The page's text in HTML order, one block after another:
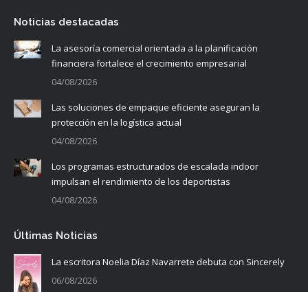
Noticias destacadas
La asesoría comercial orientada a la planificación
financiera fortalece el crecimiento empresarial
04/08/2026
Las soluciones de empaque eficiente aseguran la
protección en la logística actual
04/08/2026
Los programas estructurados de escalada indoor
impulsan el rendimiento de los deportistas
04/08/2026
Últimas Noticias
La escritora Noelia Díaz Navarrete debuta con Sincerely
06/08/2026